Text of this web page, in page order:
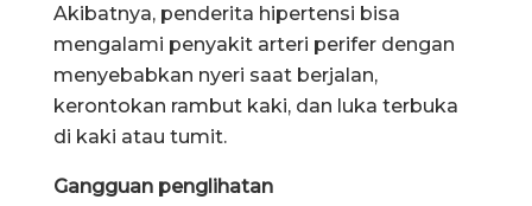
Akibatnya, penderita hipertensi bisa
mengalami penyakit arteri perifer dengan
menyebabkan nyeri saat berjalan,
kerontokan rambut kaki, dan luka terbuka
di kaki atau tumit.
Gangguan penglihatan